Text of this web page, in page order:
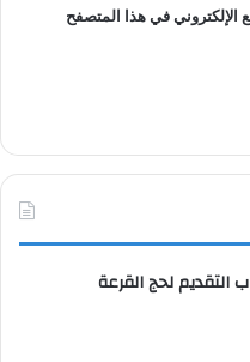
الإلكتروني في هذا المتصفح